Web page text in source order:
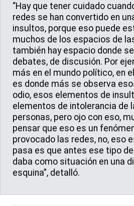
“Hay que tener cuidado
redes se han convertido en
insultos, porque eso puede
muchos de los espacios de
también hay espacio donde
debates, de discusión. Por
más en el mundo político, en
es donde más se observa
odio, esos elementos de
elementos de intolerancia de
personas, pero ojo con eso,
pensar que eso es un
provocado las redes, no, eso
pasa es que antes ese tipo
daba como situación en una
esquina”, detalló.